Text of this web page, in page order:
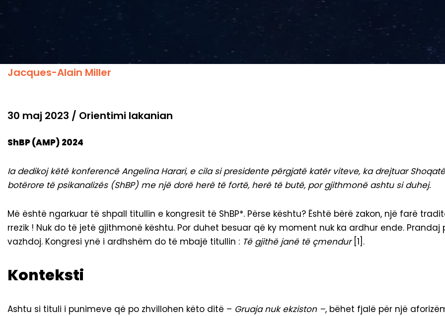
Jacques-Alain Miller
30 maj 2023 / Orientimi lakanian
ShBP (AMP) 2024
Ia dedikoj këtë konferencë Angelina Harari, e cila si presidente përgjatë katër viteve, ka drejtuar
botërore të psikanalizës (ShBP) me një dorë herë të fortë, herë të butë, por gjithmonë ashtu si duhej.
Më është ngarkuar të shpall titullin e kongresit të ShBP*. Përse kështu? Është bërë zakon, një farë
rrezik ! Nuk do të jetë gjithmonë kështu. Por duhet besuar që ky moment nuk ka ardhur ende. Prandaj
vazhdoj. Kongresi ynë i ardhshëm do të mbajë titullin : Të gjithë janë të çmendur[1].
Konteksti
Ashtu si tituli i punimeve që po zhvillohen këto ditë – Gruaja nuk ekziston –, bëhet fjalë për një